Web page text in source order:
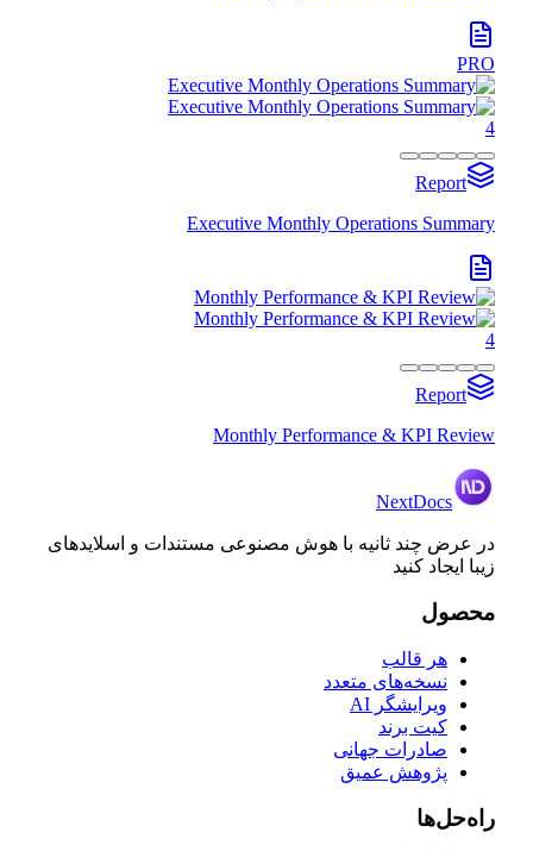
PRO
4
Report
Executive Monthly Operations Summary
4
Report
Monthly Performance & KPI Review
NextDocs
در عرض چند ثانیه با هوش مصنوعی مستندات و اسلایدهای
زیبا ایجاد کنید
محصول
هر قالب
نسخه‌های متعدد
ویرایشگر AI
کیت برند
صادرات جهانی
پژوهش عمیق
راه‌حل‌ها